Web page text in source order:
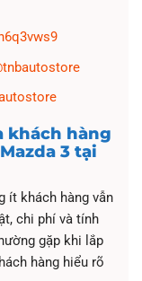
khách hàng
3 tại
ít khách hàng vẫn
chi phí và tính
gặp khi lắp
hàng hiểu rõ